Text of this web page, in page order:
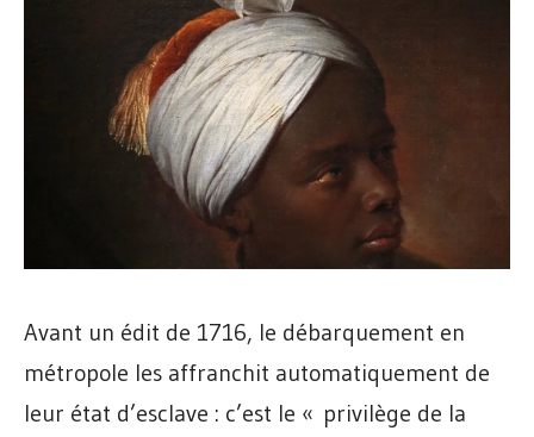
Avant un édit de 1716, le débarquement en
métropole les affranchit automatiquement de
leur état d’esclave : c’est le « privilège de la